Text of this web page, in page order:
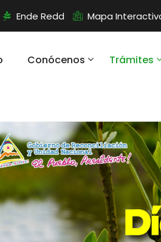
Ende Redd Mapa
Conócenos Trámites